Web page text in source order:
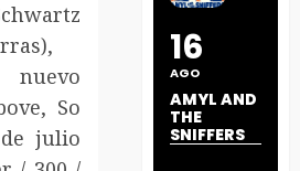
So
julio
16
AGO
AMYL AND
THE
SNIFFERS